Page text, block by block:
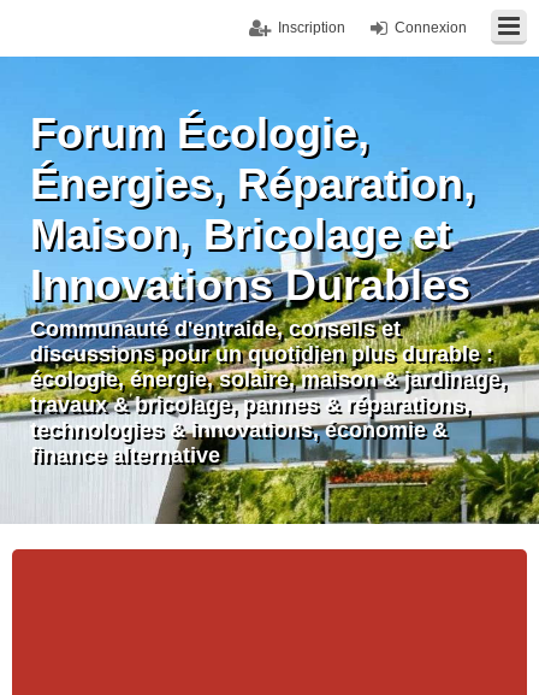
Connexion
Inscription
Forum Écologie,
Énergies, Réparation,
Maison, Bricolage et
Innovations Durables
Communauté d'entraide, conseils et
discussions pour un quotidien plus durable :
écologie, énergie, solaire, maison & jardinage,
travaux & bricolage, pannes & réparations,
technologies & innovations, économie &
finance alternative